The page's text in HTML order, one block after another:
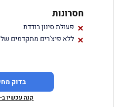
חסרונות
פעולת סינון בודדת
ללא פיצ'רים מתקדמים של
בדוק
קנה עכשיו ב- KSP